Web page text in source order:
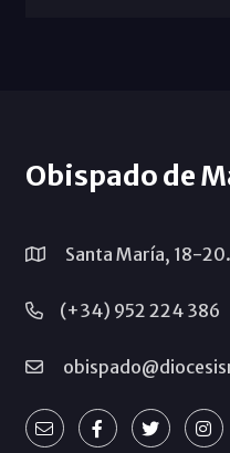
Obispado de
Santa María, 18-
(+34) 952 224 386